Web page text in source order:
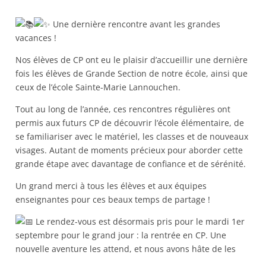
Une dernière rencontre avant les grandes
vacances !
Nos élèves de CP ont eu le plaisir d’accueillir une dernière
fois les élèves de Grande Section de notre école, ainsi que
ceux de l’école Sainte-Marie Lannouchen.
Tout au long de l’année, ces rencontres régulières ont
permis aux futurs CP de découvrir l’école élémentaire, de
se familiariser avec le matériel, les classes et de nouveaux
visages. Autant de moments précieux pour aborder cette
grande étape avec davantage de confiance et de sérénité.
Un grand merci à tous les élèves et aux équipes
enseignantes pour ces beaux temps de partage !
Le rendez-vous est désormais pris pour le mardi 1er
septembre pour le grand jour : la rentrée en CP. Une
nouvelle aventure les attend, et nous avons hâte de les